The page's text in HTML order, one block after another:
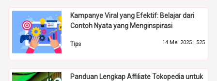
Kampanye Viral yang Efektif: Belajar dari
Contoh Nyata yang Menginspirasi
Tips 14 Mei 2025 | 525
Panduan Lengkap Affiliate Tokopedia untuk